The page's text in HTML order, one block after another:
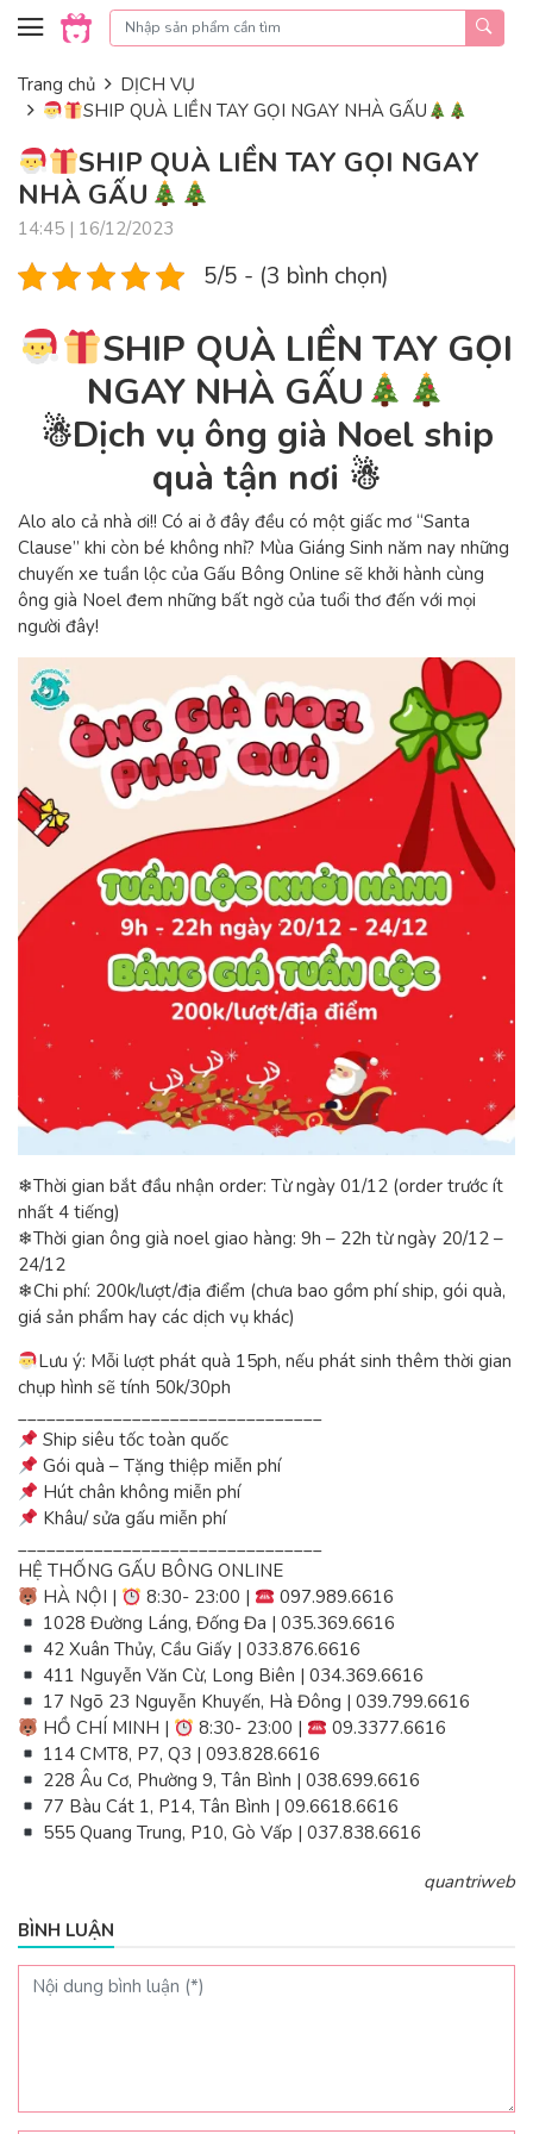
Skip to content
Trang chủ
DỊCH VỤ
SHIP QUÀ LIỀN TAY GỌI NGAY NHÀ GẤU
SHIP QUÀ LIỀN TAY GỌI NGAY
NHÀ GẤU
14:45 | 16/12/2023
5/5 - (3 bình chọn)
SHIP QUÀ LIỀN TAY GỌI
NGAY NHÀ GẤU
☃Dịch vụ ông già Noel ship
quà tận nơi ☃
Alo alo cả nhà ơi!! Có ai ở đây đều có một giấc mơ “Santa
Clause” khi còn bé không nhỉ? Mùa Giáng Sinh năm nay những
chuyến xe tuần lộc của Gấu Bông Online sẽ khởi hành cùng
ông già Noel đem những bất ngờ của tuổi thơ đến với mọi
người đây!
❄Thời gian bắt đầu nhận order: Từ ngày 01/12 (order trước ít
nhất 4 tiếng)
❄Thời gian ông già noel giao hàng: 9h – 22h từ ngày 20/12 –
24/12
❄Chi phí: 200k/lượt/địa điểm (chưa bao gồm phí ship, gói quà,
giá sản phẩm hay các dịch vụ khác)
Lưu ý: Mỗi lượt phát quà 15ph, nếu phát sinh thêm thời gian
chụp hình sẽ tính 50k/30ph
________________________________
Ship siêu tốc toàn quốc
Gói quà – Tặng thiệp miễn phí
Hút chân không miễn phí
Khâu/ sửa gấu miễn phí
________________________________
HỆ THỐNG GẤU BÔNG ONLINE
HÀ NỘI |
8:30- 23:00 |
097.989.6616
1028 Đường Láng, Đống Đa | 035.369.6616
42 Xuân Thủy, Cầu Giấy | 033.876.6616
411 Nguyễn Văn Cừ, Long Biên | 034.369.6616
17 Ngõ 23 Nguyễn Khuyến, Hà Đông | 039.799.6616
HỒ CHÍ MINH |
8:30- 23:00 |
09.3377.6616
114 CMT8, P7, Q3 | 093.828.6616
228 Âu Cơ, Phường 9, Tân Bình | 038.699.6616
77 Bàu Cát 1, P14, Tân Bình | 09.6618.6616
555 Quang Trung, P10, Gò Vấp | 037.838.6616
quantriweb
BÌNH LUẬN